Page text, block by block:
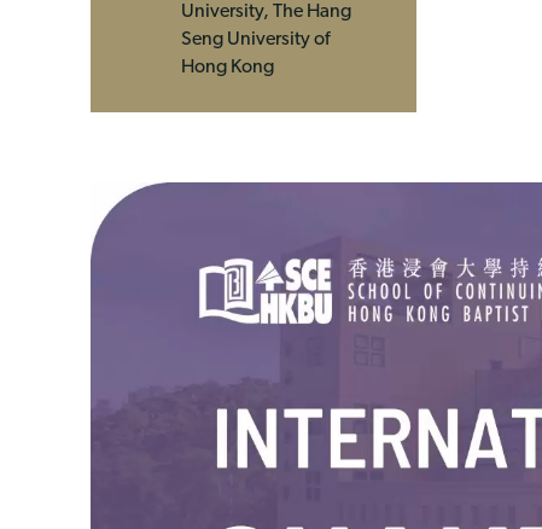
University, The Hang
Seng University of
Hong Kong